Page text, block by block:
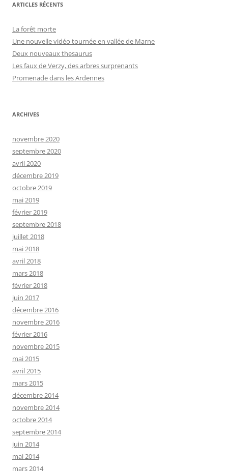
ARTICLES RÉCENTS
La forêt morte
Une nouvelle vidéo tournée en vallée de Marne
Deux nouveaux thesaurus
Les faux de Verzy, des arbres surprenants
Promenade dans les Ardennes
ARCHIVES
novembre 2020
septembre 2020
avril 2020
décembre 2019
octobre 2019
mai 2019
février 2019
septembre 2018
juillet 2018
mai 2018
avril 2018
mars 2018
février 2018
juin 2017
décembre 2016
novembre 2016
février 2016
novembre 2015
mai 2015
avril 2015
mars 2015
décembre 2014
novembre 2014
octobre 2014
septembre 2014
juin 2014
mai 2014
mars 2014